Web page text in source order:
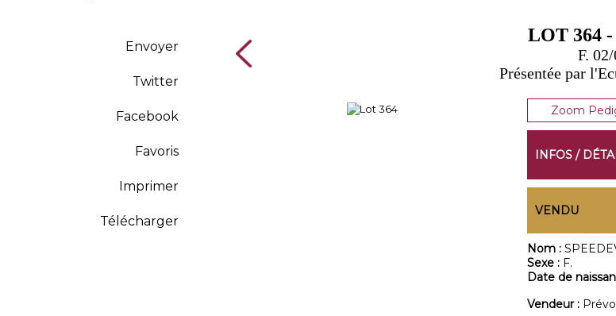
Envoyer
Twitter
Facebook
Favoris
Imprimer
Télécharger
LOT 364
F.
Présentée par
Zoom
INFOS /
VENDU
Nom :
Sexe : F.
Date de
Vendeur :